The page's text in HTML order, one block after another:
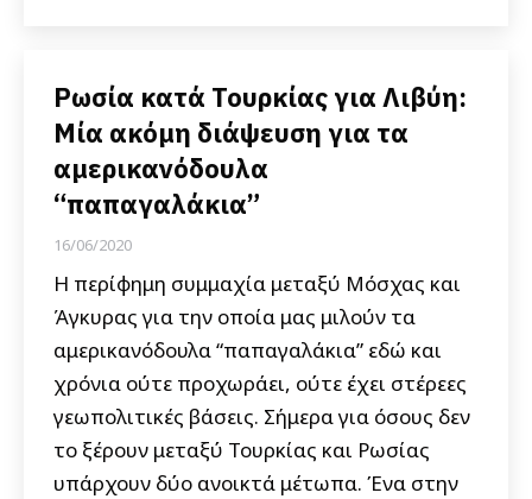
Ρωσία κατά Τουρκίας για Λιβύη:
Μία ακόμη διάψευση για τα
αμερικανόδουλα
“παπαγαλάκια”
16/06/2020
Η περίφημη συμμαχία μεταξύ Μόσχας και
Άγκυρας για την οποία μας μιλούν τα
αμερικανόδουλα “παπαγαλάκια” εδώ και
χρόνια ούτε προχωράει, ούτε έχει στέρεες
γεωπολιτικές βάσεις. Σήμερα για όσους δεν
το ξέρουν μεταξύ Τουρκίας και Ρωσίας
υπάρχουν δύο ανοικτά μέτωπα. Ένα στην